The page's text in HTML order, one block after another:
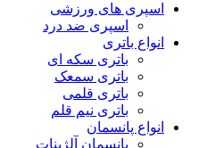
اسپری های ورزشی
اسپری ضد درد
انواع باتری
باتری سکه ای
باتری سمعک
باتری قلمی
باتری نیم قلم
انواع پانسمان
پانسمان آلژینات